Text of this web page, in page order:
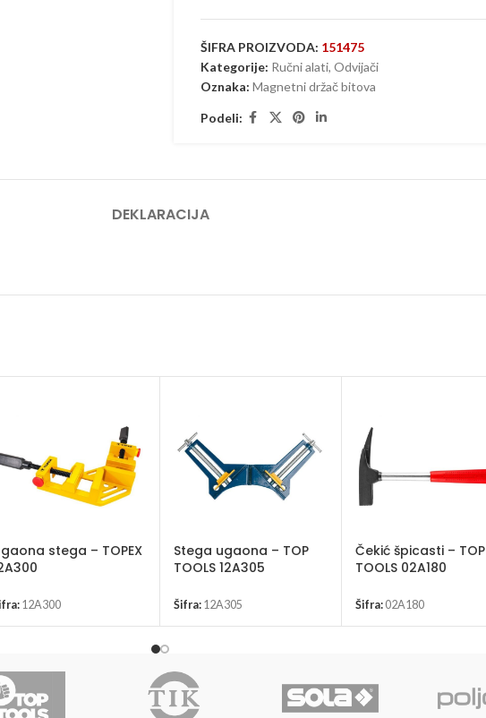
ŠIFRA PROIZVODA: 151475
Kategorije: Ručni alati, Odvijači
Oznaka: Magnetni držač bitova
Podeli:
DEKLARACIJA
stega – TOPEX
12A300
Stega ugaona – TOP
TOOLS 12A305
Šifra: 12A305
Čekić špicasti – TOP
TOOLS 02A180
Šifra: 02A180